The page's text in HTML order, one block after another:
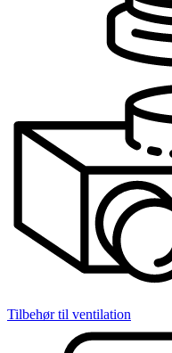
Tilbehør til ventilation